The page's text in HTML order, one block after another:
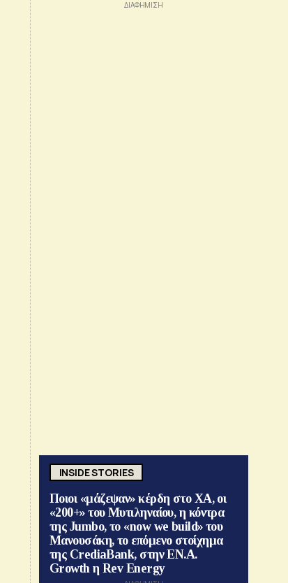
INSIDE STORIES
Ποιοι «μάζεψαν» κέρδη στο ΧΑ, οι
«200+» του Μυτιληναίου, η κόντρα
της Jumbo, το «now we build» του
Μανουσάκη, το επόμενο στοίχημα
της CrediaBank, στην ΕΝ.Α.
Growth η Rev Energy